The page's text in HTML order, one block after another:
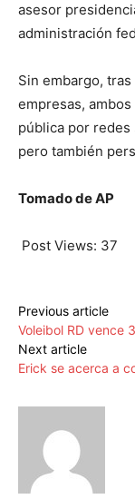
asesor
administración
Sin embargo,
empresas,
pública por
pero también
Tomado de AP
Post Views: 37
Previous article
Voleibol RD vence
Next article
Erick se acerca a